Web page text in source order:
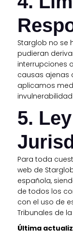
Starglob no se
pudieran
interrupciones
causas ajenas
aplicamos
5.
Para toda
web de
española,
de todos los
con el uso de
Tribunales de
Última